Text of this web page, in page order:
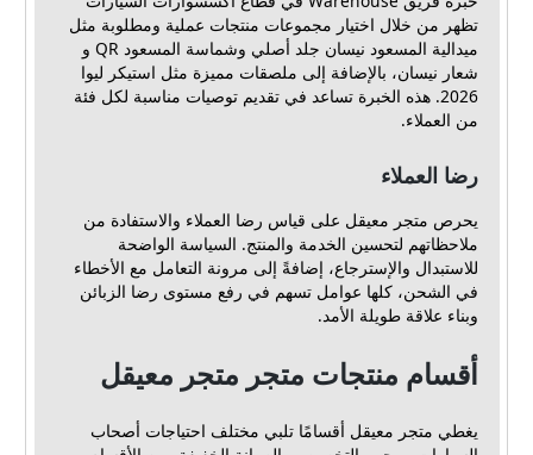
تظهر من خلال اختيار مجموعات منتجات عملية ومطلوبة مثل
ميدالية المسعود نيسان جلد أصلي وشماسة المسعود QR و
شعار نيسان، بالإضافة إلى ملصقات مميزة مثل استيكر ليوا
2026. هذه الخبرة تساعد في تقديم توصيات مناسبة لكل فئة
من العملاء.
رضا العملاء
يحرص متجر معيقل على قياس رضا العملاء والاستفادة من
ملاحظاتهم لتحسين الخدمة والمنتج. السياسة الواضحة
للاستبدال والإسترجاع، إضافةً إلى مرونة التعامل مع الأخطاء
في الشحن، كلها عوامل تسهم في رفع مستوى رضا الزبائن
وبناء علاقة طويلة الأمد.
أقسام منتجات متجر متجر معيقل
يغطي متجر معيقل أقسامًا تلبي مختلف احتياجات أصحاب